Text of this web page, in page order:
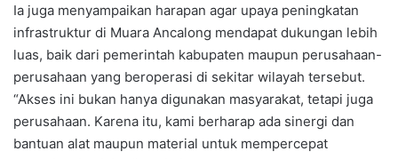
Ia juga menyampaikan harapan agar upaya peningkatan
infrastruktur di Muara Ancalong mendapat dukungan lebih
luas, baik dari pemerintah kabupaten maupun perusahaan-
perusahaan yang beroperasi di sekitar wilayah tersebut.
“Akses ini bukan hanya digunakan masyarakat, tetapi juga
perusahaan. Karena itu, kami berharap ada sinergi dan
bantuan alat maupun material untuk mempercepat